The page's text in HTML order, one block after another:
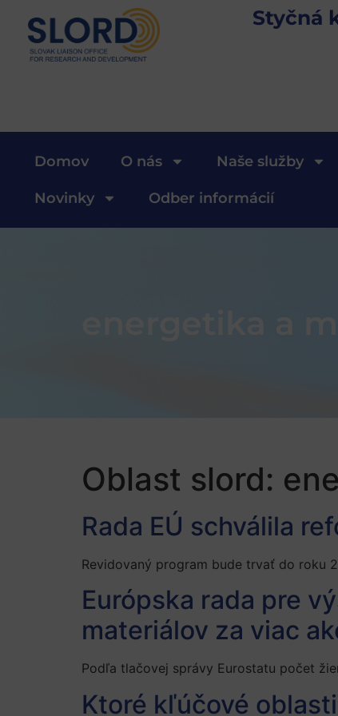
Styčná
Domov O nás Naše služby
Novinky Odber informácií
Oblast slord:
Rada EÚ schválila
Revidovaný program bude trvať do roku
Európska rada pre
materiálov za viac
Podľa tlačovej správy Eurostatu počet
Ktoré kľúčové